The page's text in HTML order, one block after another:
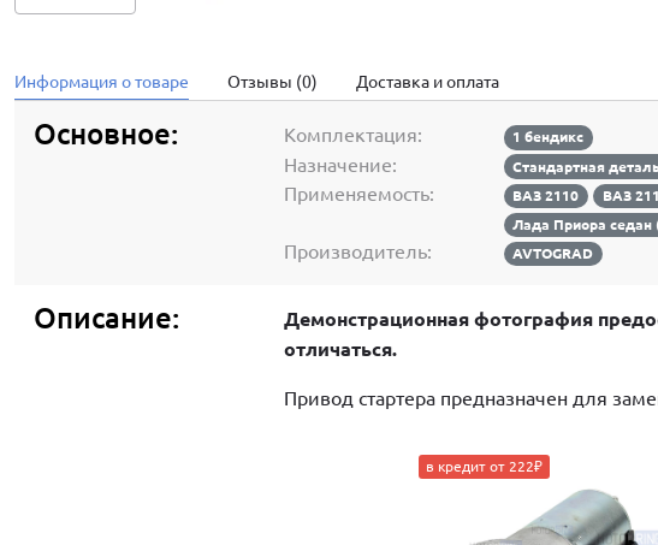
Информация о товаре Отзывы (0) Доставка и оплата
Основное: Комплектация: 1 бендикс
Назначение: Стандартная
Применяемость: ВАЗ 2110 ВАЗ
Лада Приора седан
Производитель: AVTOGRAD
Описание:
Демонстрационная фотография
отличаться.
Привод стартера предназначен для
в кредит от 222₽